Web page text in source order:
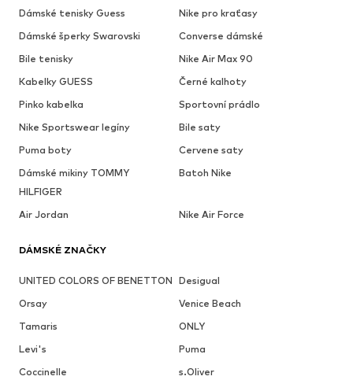
Dámské tenisky Guess
Nike pro kraťasy
Dámské šperky Swarovski
Converse dámské
Bile tenisky
Nike Air Max 90
Kabelky GUESS
Černé kalhoty
Pinko kabelka
Sportovní prádlo
Nike Sportswear legíny
Bile saty
Puma boty
Cervene saty
Dámské mikiny TOMMY
HILFIGER
Batoh Nike
Air Jordan Nike Air Force
DÁMSKÉ ZNAČKY
UNITED COLORS OF BENETTON Desigual
Orsay
Venice Beach
Tamaris
ONLY
Levi's
Puma
Coccinelle
s.Oliver